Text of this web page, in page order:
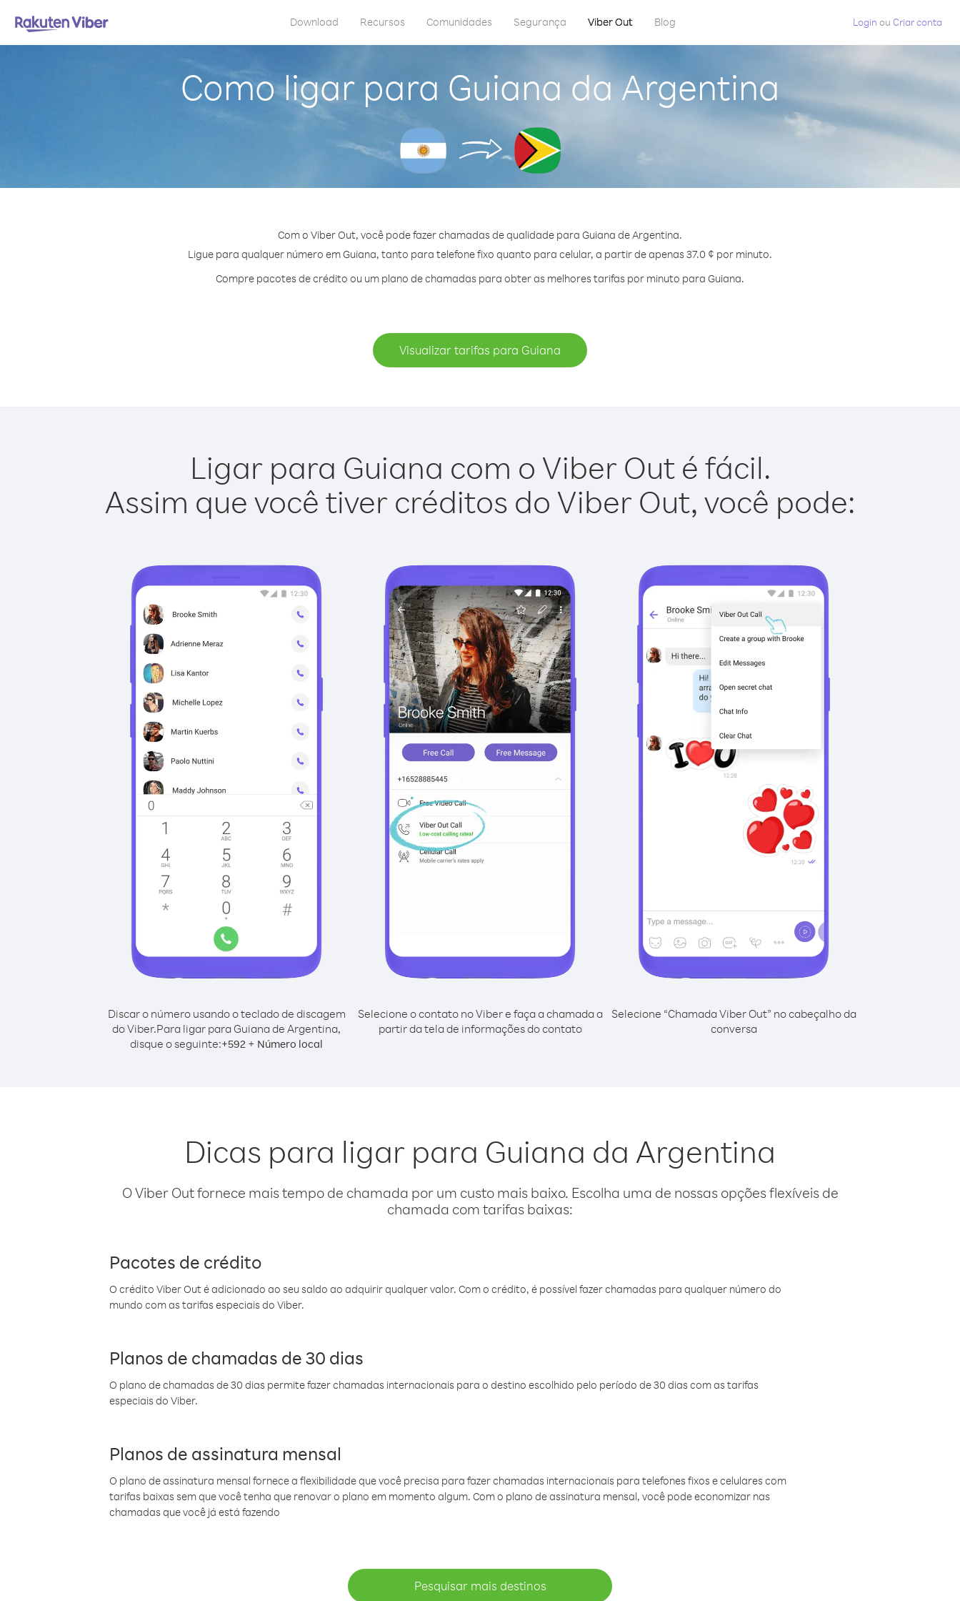
Download Recursos Comunidades Segurança Viber Out Blog Login ou Criar conta
Como ligar para Guiana da Argentina
Com o Viber Out, você pode fazer chamadas de qualidade para Guiana de Argentina.
Ligue para qualquer número em Guiana, tanto para telefone fixo quanto para celular, a partir de apenas 37.0 ¢ por minuto.
Compre pacotes de crédito ou um plano de chamadas para obter as melhores tarifas por minuto para Guiana.
Visualizar tarifas para Guiana
Ligar para Guiana com o Viber Out é fácil.
Assim que você tiver créditos do Viber Out, você pode:
Discar o número usando o teclado de discagem
do Viber.Para ligar para Guiana de Argentina,
disque o seguinte:+592 + Número local
Selecione o contato no Viber e faça a chamada a
partir da tela de informações do contato
Selecione “Chamada Viber Out” no cabeçalho da
conversa
Dicas para ligar para Guiana da Argentina
O Viber Out fornece mais tempo de chamada por um custo mais baixo. Escolha uma de nossas opções flexíveis de
chamada com tarifas baixas:
Pacotes de crédito
O crédito Viber Out é adicionado ao seu saldo ao adquirir qualquer valor. Com o crédito, é possível fazer chamadas para qualquer número do
mundo com as tarifas especiais do Viber.
Planos de chamadas de 30 dias
O plano de chamadas de 30 dias permite fazer chamadas internacionais para o destino escolhido pelo período de 30 dias com as tarifas
especiais do Viber.
Planos de assinatura mensal
O plano de assinatura mensal fornece a flexibilidade que você precisa para fazer chamadas internacionais para telefones fixos e celulares com
tarifas baixas sem que você tenha que renovar o plano em momento algum. Com o plano de assinatura mensal, você pode economizar nas
chamadas que você já está fazendo
Pesquisar mais destinos